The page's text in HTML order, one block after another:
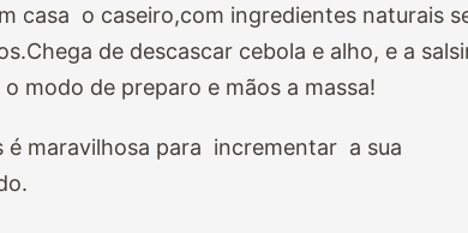
casa o caseiro,com ingredientes naturais
de descascar cebola e alho, e a
modo de preparo e mãos a massa!
maravilhosa para incrementar a sua